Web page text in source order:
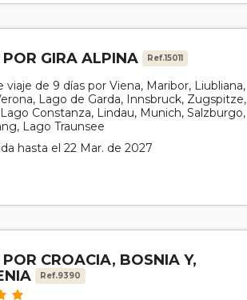
GIRA ALPINA Ref.15011
viaje de 9 días por Viena, Maribor, Liubliana,
Lago de Garda, Innsbruck, Zugspitze,
Constanza, Lindau, Munich, Salzburgo,
Lago Traunsee
hasta el 22 Mar. de 2027
CROACIA, BOSNIA Y,
Ref.9390